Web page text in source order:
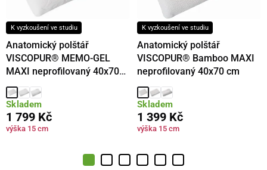
K vyzkoušení ve studiu
Anatomický polštář
VISCOPUR® MEMO-GEL
MAXI neprofilovaný 40x70
cm
Skladem
1 799 Kč
výška 15 cm
K vyzkoušení ve studiu
Anatomický polštář
VISCOPUR® Bamboo MAXI
neprofilovaný 40x70 cm
Skladem
1 399 Kč
výška 15 cm